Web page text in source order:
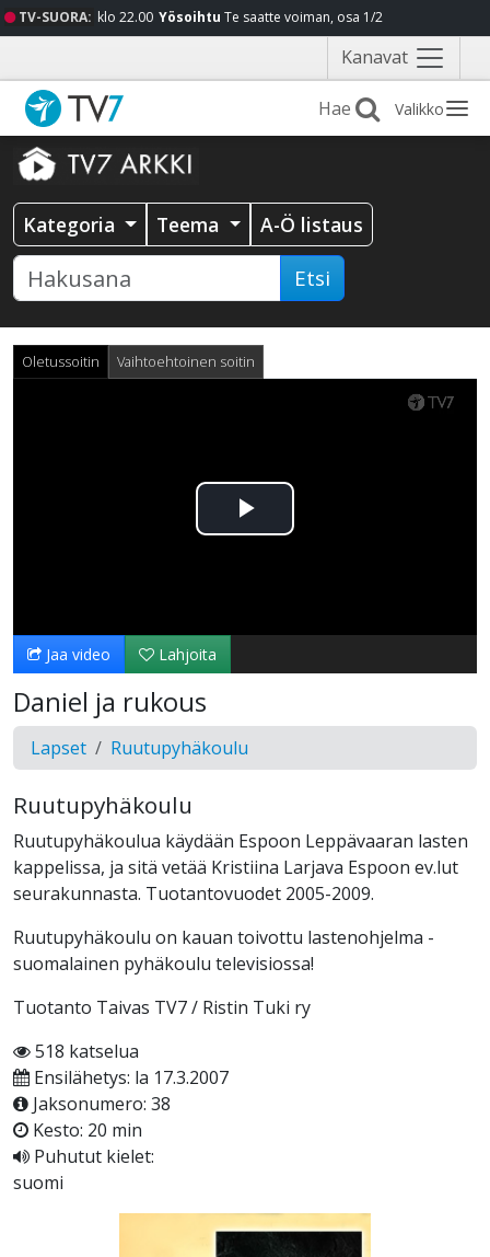
TV-SUORA: klo 22.00 Yösoihtu Te saatte voiman, osa 1/2
Kanavat Näytä
valikko
Valikko
Kategoria Teema A-Ö listaus
Etsi
Oletussoitin Vaihtoehtoinen soitin
Toista
Jaa video Lahjoita
Daniel ja rukous
Lapset Ruutupyhäkoulu
Ruutupyhäkoulu
Ruutupyhäkoulua käydään Espoon Leppävaaran lasten
kappelissa, ja sitä vetää Kristiina Larjava Espoon ev.lut
seurakunnasta. Tuotantovuodet 2005-2009.
Ruutupyhäkoulu on kauan toivottu lastenohjelma -
suomalainen pyhäkoulu televisiossa!
Tuotanto Taivas TV7 / Ristin Tuki ry
518 katselua
Ensilähetys: la 17.3.2007
Jaksonumero: 38
Kesto: 20 min
Puhutut kielet:
suomi